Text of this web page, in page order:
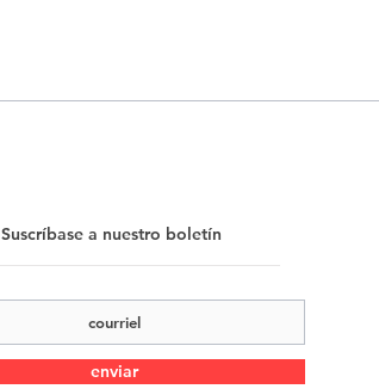
Suscríbase a nuestro boletín
enviar